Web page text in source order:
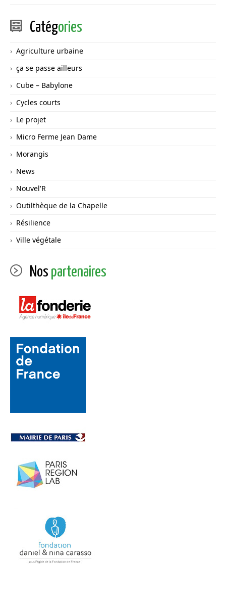
Catégories
Agriculture urbaine
ça se passe ailleurs
Cube – Babylone
Cycles courts
Le projet
Micro Ferme Jean Dame
Morangis
News
Nouvel'R
Outilthèque de la Chapelle
Résilience
Ville végétale
Nos partenaires